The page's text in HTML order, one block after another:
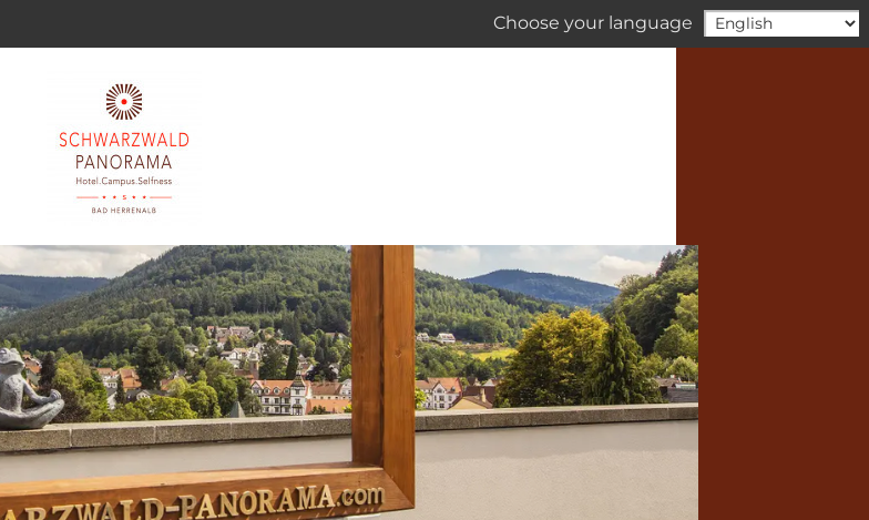
Choose your language